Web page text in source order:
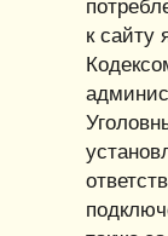
к сайту